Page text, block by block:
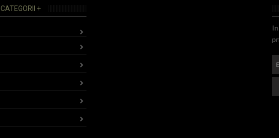
CATEGORII +